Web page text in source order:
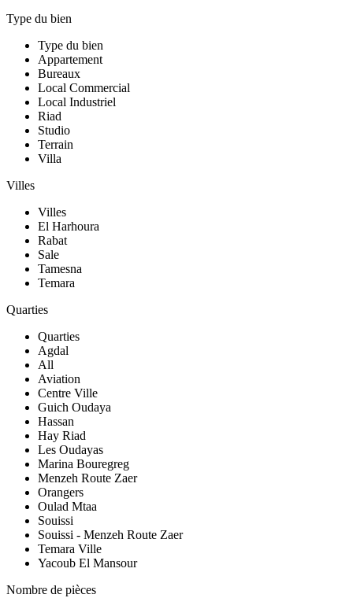
Type du bien
Type du bien
Appartement
Bureaux
Local Commercial
Local Industriel
Riad
Studio
Terrain
Villa
Villes
Villes
El Harhoura
Rabat
Sale
Tamesna
Temara
Quarties
Quarties
Agdal
All
Aviation
Centre Ville
Guich Oudaya
Hassan
Hay Riad
Les Oudayas
Marina Bouregreg
Menzeh Route Zaer
Orangers
Oulad Mtaa
Souissi
Souissi - Menzeh Route Zaer
Temara Ville
Yacoub El Mansour
Nombre de pièces